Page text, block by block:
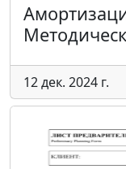
12 дек. 2024 г.